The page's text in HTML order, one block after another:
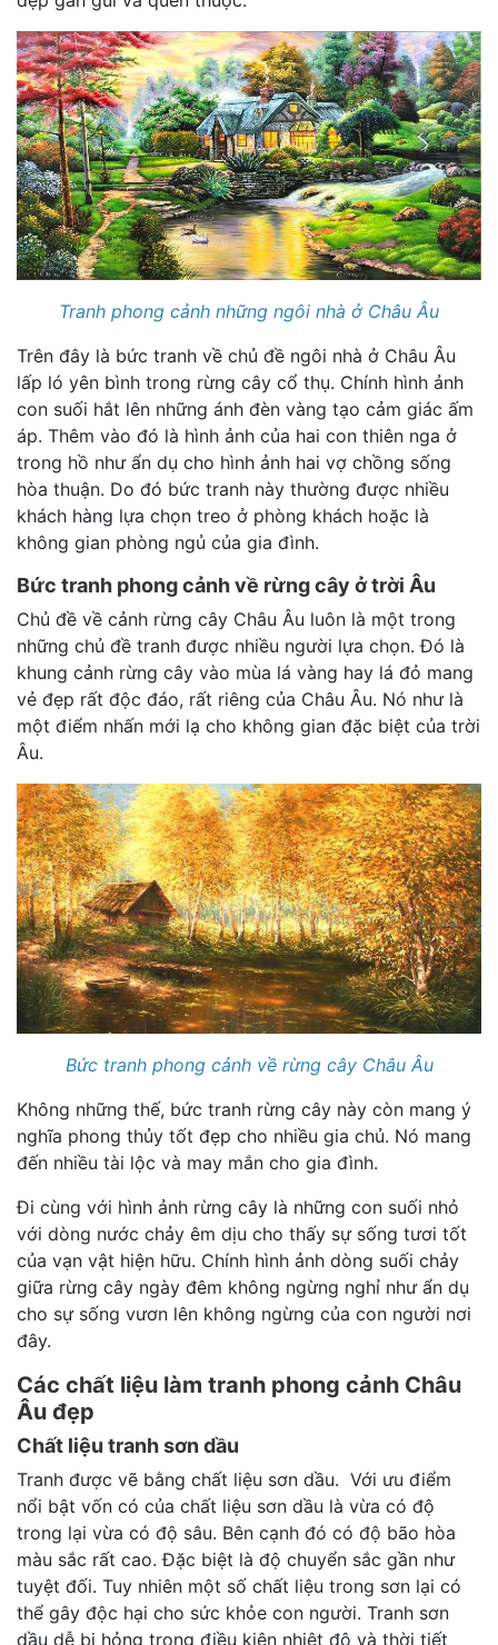
Tranh phong cảnh những ngôi nhà ở Châu Âu
Trên đây là bức tranh về chủ đề ngôi nhà ở Châu Âu
lấp ló yên bình trong rừng cây cổ thụ. Chính hình ảnh
con suối hắt lên những ánh đèn vàng tạo cảm giác ấm
áp. Thêm vào đó là hình ảnh của hai con thiên nga ở
trong hồ như ẩn dụ cho hình ảnh hai vợ chồng sống
hòa thuận. Do đó bức tranh này thường được nhiều
khách hàng lựa chọn treo ở phòng khách hoặc là
không gian phòng ngủ của gia đình.
Bức tranh phong cảnh về rừng cây ở trời Âu
Chủ đề về cảnh rừng cây Châu Âu luôn là một trong
những chủ đề tranh được nhiều người lựa chọn. Đó là
khung cảnh rừng cây vào mùa lá vàng hay lá đỏ mang
vẻ đẹp rất độc đáo, rất riêng của Châu Âu. Nó như là
một điểm nhấn mới lạ cho không gian đặc biệt của trời
Âu.
Bức tranh phong cảnh về rừng cây Châu Âu
Không những thế, bức tranh rừng cây này còn mang ý
nghĩa phong thủy tốt đẹp cho nhiều gia chủ. Nó mang
đến nhiều tài lộc và may mắn cho gia đình.
Đi cùng với hình ảnh rừng cây là những con suối nhỏ
với dòng nước chảy êm dịu cho thấy sự sống tươi tốt
của vạn vật hiện hữu. Chính hình ảnh dòng suối chảy
giữa rừng cây ngày đêm không ngừng nghỉ như ẩn dụ
cho sự sống vươn lên không ngừng của con người nơi
đây.
Các chất liệu làm tranh phong cảnh Châu
Âu đẹp
Chất liệu tranh sơn dầu
Tranh được vẽ bằng chất liệu sơn dầu. Với ưu điểm
nổi bật vốn có của chất liệu sơn dầu là vừa có độ
trong lại vừa có độ sâu. Bên cạnh đó có độ bão hòa
màu sắc rất cao. Đặc biệt là độ chuyển sắc gần như
tuyệt đối. Tuy nhiên một số chất liệu trong sơn lại có
thể gây độc hại cho sức khỏe con người. Tranh sơn
dầu dễ bị hỏng trong điều kiện nhiệt độ và thời tiết